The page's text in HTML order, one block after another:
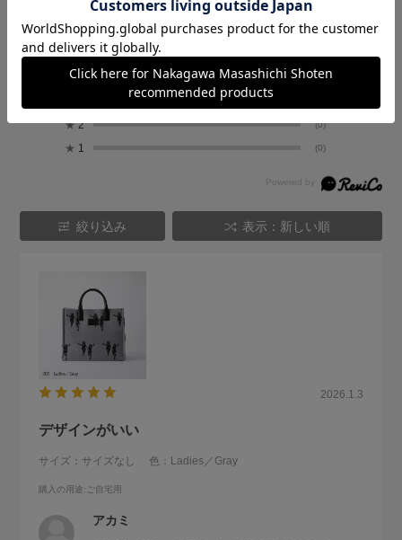
レビュー件数：3件
★ 5 (2)
★ 4 (0)
★ 2 (0)
★ 1 (0)
絞り込み 表示：新しい順
2026.1.3
デザインがいい
サイズ：サイズなし 色：Ladies／Gray
購入の用途:ご自宅用
アカミ